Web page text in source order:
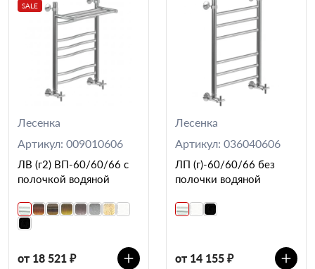
SALE
Лесенка
Артикул: 009010606
ЛВ (г2) ВП-60/60/66 с
полочкой водяной
от 18 521 ₽
Лесенка
Артикул: 036040606
ЛП (г)-60/60/66 без
полочки водяной
от 14 155 ₽